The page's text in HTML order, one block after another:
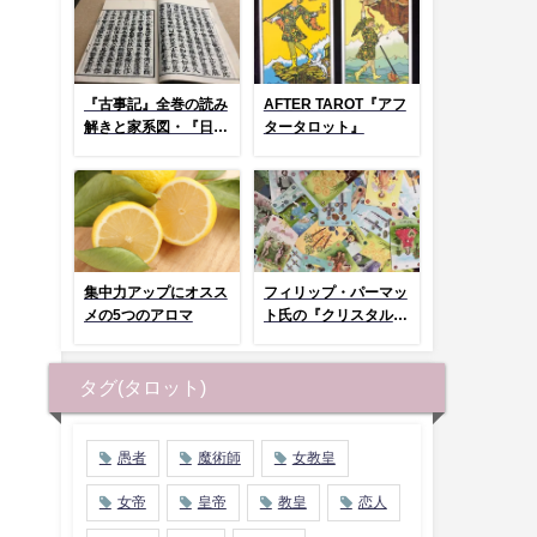
『古事記』全巻の読み
解きと家系図・『日本
ム
AFTER TAROT『アフ
タータロット』
集中力アップにオスス
メの5つのアロマ
フィリップ・パーマッ
ト氏の『クリスタルタ
タグ(タロット)
愚者 魔術師 女教皇
女帝 皇帝 教皇 恋人